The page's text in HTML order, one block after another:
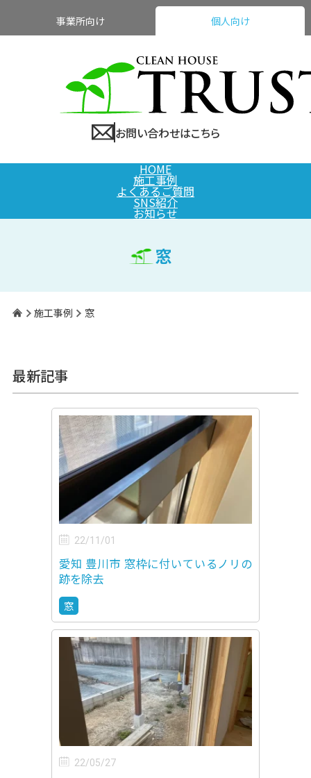
事業所向け 個人向け
お問い合わせはこちら
HOME
施工事例
よくあるご質問
SNS紹介
お知らせ
窓
施工事例 窓
最新記事
22/11/01
愛知 豊川市 窓枠に付いているノリの
跡を除去
窓
22/05/27